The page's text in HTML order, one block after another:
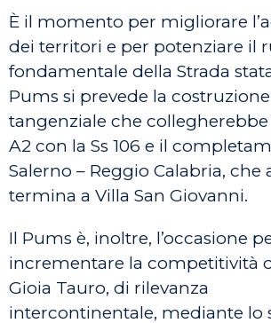
È il momento per migliorare
dei territori e per potenziare il
fondamentale della Strada
Pums si prevede la
tangenziale che collegherebbe
A2 con la Ss 106 e il
Salerno – Reggio Calabria,
termina a Villa San Giovanni.
Il Pums è, inoltre, l’occasione
incrementare la competitività
Gioia Tauro, di rilevanza
intercontinentale, mediante lo